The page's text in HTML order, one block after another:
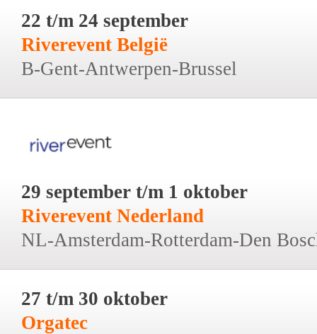
22 t/m 24 september
Riverevent België
B-Gent-Antwerpen-Brussel
29 september t/m 1 oktober
Riverevent Nederland
NL-Amsterdam-Rotterdam-Den
27 t/m 30 oktober
Orgatec